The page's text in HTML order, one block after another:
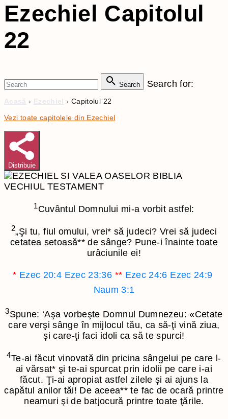
Ezechiel Capitolul
22
Search Search for:
Acasă › Ezechiel › Capitolul 22
Vezi toate capitolele din Ezechiel
Distribuie
1Cuvântul Domnului mi-a vorbit astfel:
2„Şi tu, fiul omului, vrei* să judeci? Vrei să judeci
cetatea setoasă**de sânge? Pune-i înainte toate
urâciunile ei!
* Ezec 20:4 Ezec 23:36 ** Ezec 24:6 Ezec 24:9
Naum 3:1
3Spune: ‘Aşa vorbeşte Domnul Dumnezeu: «Cetate
care verşi sânge în mijlocul tău, ca să-ţi vină ziua,
şi care-ţi faci idoli ca să te spurci!
4Te-ai făcut vinovată din pricina sângelui pe care l-
ai vărsat* şi te-ai spurcat prin idolii pe care i-ai
făcut. Ţi-ai apropiat astfel zilele şi ai ajuns la
capătul anilor tăi! De aceea** te fac de ocară printre
neamuri şi de batjocură printre toate ţările.